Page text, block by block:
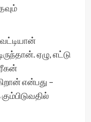
ஏழு, எட்டு
என்பது –